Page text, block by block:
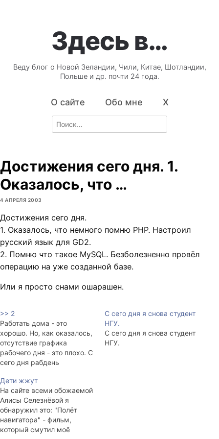
Здесь в…
Веду блог о Новой Зеландии, Чили, Китае, Шотландии,
Польше и др. почти 24 года.
О сайте Обо мне X
Search
for:
Достижения сего дня. 1.
Оказалось, что …
4 АПРЕЛЯ 2003
Достижения сего дня.
1. Оказалось, что немного помню PHP. Настроил
русский язык для GD2.
2. Помню что такое MySQL. Безболезненно провёл
операцию на уже созданной базе.
Или я просто снами ошарашен.
>> 2
Работать дома - это
хорошо. Но, как оказалось,
отсутствие графика
рабочего дня - это плохо. С
сего дня рабдень
если придёт какой-нибудь
программист, узнать у
меня как и что с UV-
морфингом... - я ему налью
чаю или водки и заставлю
говорить о чём-нибудь
С сего дня я снова студент
НГУ.
С сего дня я снова студент
НГУ.
Дети жжут
На сайте всеми обожаемой
Алисы Селезнёвой я
обнаружил это: "Полёт
навигатора" - фильм,
который смутил моё